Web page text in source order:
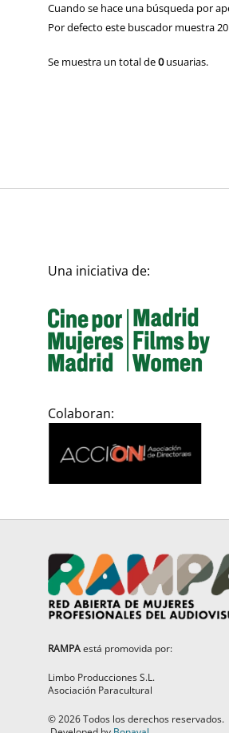
Cuando se hace una búsqueda por
Por defecto este buscador muestra
Se muestra un total de0usuarias.
Una iniciativa de:
Colaboran:
RAMPAestá promovida por:
Limbo Producciones S.L.
Asociación Paracultural
©2026Todos los derechos reservados.